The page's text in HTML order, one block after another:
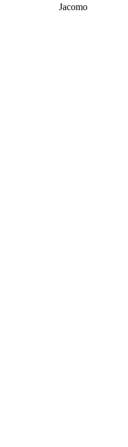
Jacomo